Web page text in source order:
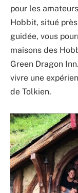
pour les
Hobbit, situé
guidée, vous
maisons des
Green Dragon
vivre une
de Tolkien.